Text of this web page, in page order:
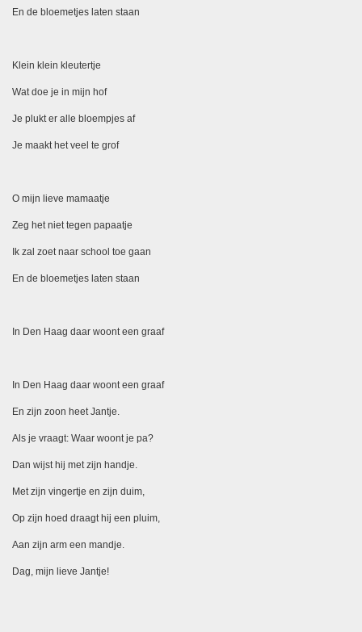
En de bloemetjes laten staan
Klein klein kleutertje
Wat doe je in mijn hof
Je plukt er alle bloempjes af
Je maakt het veel te grof
O mijn lieve mamaatje
Zeg het niet tegen papaatje
Ik zal zoet naar school toe gaan
En de bloemetjes laten staan
In Den Haag daar woont een graaf
In Den Haag daar woont een graaf
En zijn zoon heet Jantje.
Als je vraagt: Waar woont je pa?
Dan wijst hij met zijn handje.
Met zijn vingertje en zijn duim,
Op zijn hoed draagt hij een pluim,
Aan zijn arm een mandje.
Dag, mijn lieve Jantje!